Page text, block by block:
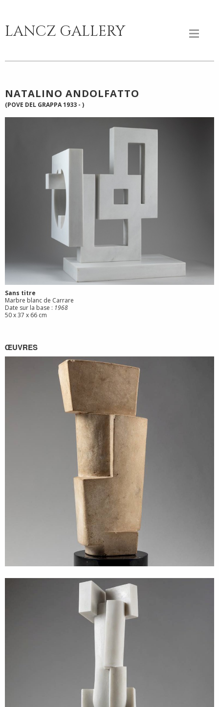
LANCZ GALLERY
NATALINO ANDOLFATTO
(POVE DEL GRAPPA 1933 - )
Sans titre
Marbre blanc de Carrare
Date sur la base : 1968
50 x 37 x 66 cm
ŒUVRES